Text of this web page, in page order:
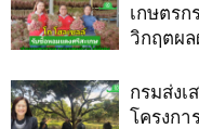
เกษตร
วิกฤตผ
กรมส่งเ
โครงก